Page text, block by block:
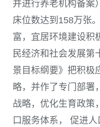
并进行养老机构备案
床位数达到 158万张
富，宜居环境建设积
民经济和社会发展第
景目标纲要》把积极
略，并作了专门部署
战略，优化生育政策
口服务体系， 促进